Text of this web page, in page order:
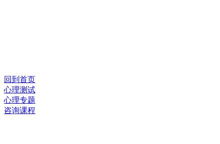
回到首页
心理测试
心理专题
咨询课程